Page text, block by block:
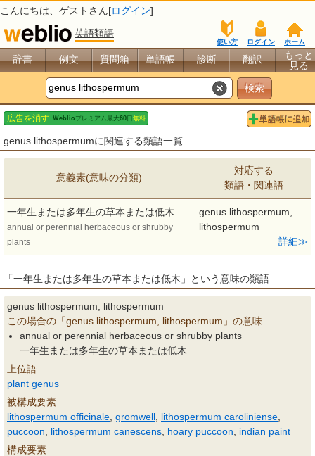
こんにちは、 ゲスト さん[ログイン]
英語類語
ホーム
ログイン
使い方
辞書 例文 質問箱 単語帳 診断 翻訳
もっと
見る
genus lithospermumに関連する類語一覧
意義素(意味の分類)
対応する
類語・関連語
一年生または多年生の草本または低木
annual or perennial herbaceous or shrubby
plants
genus lithospermum,
lithospermum
詳細
「一年生または多年生の草本または低木」という意味の類語
genus lithospermum, lithospermum
この場合の「genus lithospermum, lithospermum」の意味
annual or perennial herbaceous or shrubby plants
一年生または多年生の草本または低木
上位語
plant genus
被構成要素
lithospermum officinale gromwell lithospermum caroliniense
puccoon
lithospermum canescens hoary puccoon
indian paint
構成要素